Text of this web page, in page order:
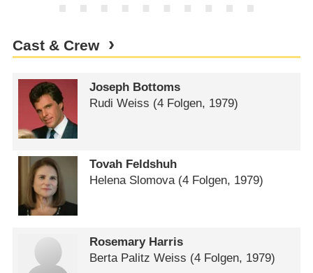
Cast & Crew
Joseph Bottoms
Rudi Weiss (4 Folgen, 1979)
Tovah Feldshuh
Helena Slomova(4 Folgen, 1979)
Rosemary Harris
Berta Palitz Weiss (4 Folgen, 1979)